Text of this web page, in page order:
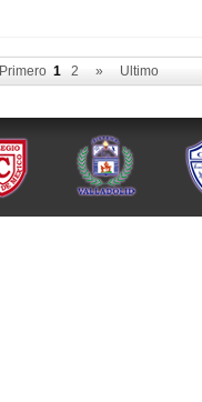
Primero 1 2 » Ultimo